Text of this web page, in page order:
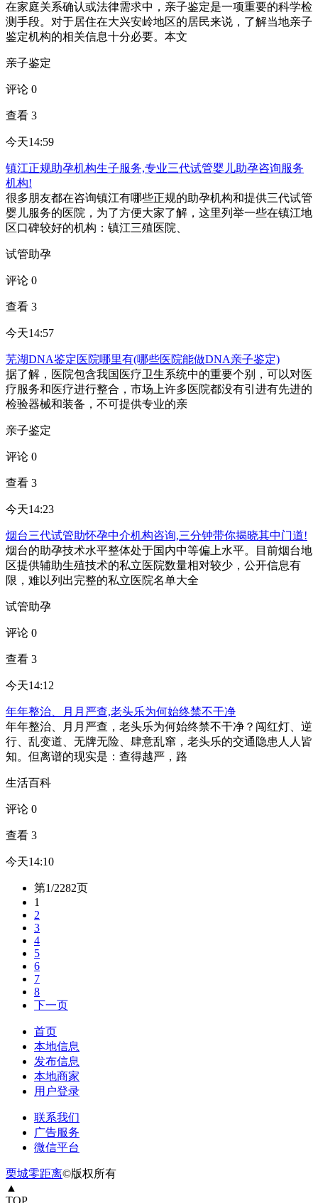
在家庭关系确认或法律需求中，亲子鉴定是一项重要的科学检
测手段。对于居住在大兴安岭地区的居民来说，了解当地亲子
鉴定机构的相关信息十分必要。本文
亲子鉴定
评论 0
查看 3
今天14:59
镇江正规助孕机构生子服务,专业三代试管婴儿助孕咨询服务
机构!
很多朋友都在咨询镇江有哪些正规的助孕机构和提供三代试管
婴儿服务的医院，为了方便大家了解，这里列举一些在镇江地
区口碑较好的机构：镇江三殖医院、
试管助孕
评论 0
查看 3
今天14:57
芜湖DNA鉴定医院哪里有(哪些医院能做DNA亲子鉴定)
据了解，医院包含我国医疗卫生系统中的重要个别，可以对医
疗服务和医疗进行整合，市场上许多医院都没有引进有先进的
检验器械和装备，不可提供专业的亲
亲子鉴定
评论 0
查看 3
今天14:23
烟台三代试管助怀孕中介机构咨询,三分钟带你揭晓其中门道!
烟台的助孕技术水平整体处于国内中等偏上水平。目前烟台地
区提供辅助生殖技术的私立医院数量相对较少，公开信息有
限，难以列出完整的私立医院名单大全
试管助孕
评论 0
查看 3
今天14:12
年年整治、月月严查,老头乐为何始终禁不干净
年年整治、月月严查，老头乐为何始终禁不干净？闯红灯、逆
行、乱变道、无牌无险、肆意乱窜，老头乐的交通隐患人人皆
知。但离谱的现实是：查得越严，路
生活百科
评论 0
查看 3
今天14:10
第1/2282页
1
2
3
4
5
6
7
8
下一页
首页
本地信息
发布信息
本地商家
用户登录
联系我们
广告服务
微信平台
栗城零距离©版权所有
▲
TOP